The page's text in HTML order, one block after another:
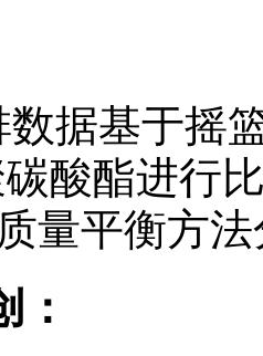
数据基于摇
酸酯进行
量平衡方
：